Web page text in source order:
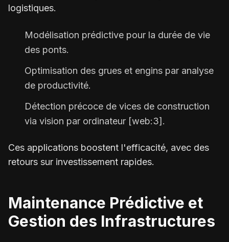
logistiques.
Modélisation prédictive pour la durée de vie
des ponts.
Optimisation des grues et engins par analyse
de productivité.
Détection précoce de vices de construction
via vision par ordinateur [web:3].
Ces applications boostent l'efficacité, avec des
retours sur investissement rapides.
Maintenance Prédictive et
Gestion des Infrastructures